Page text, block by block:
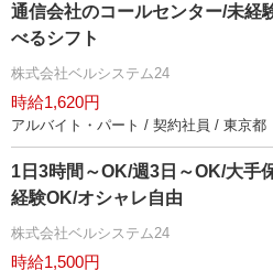
通信会社のコールセンター/未経
べるシフト
株式会社ベルシステム24
時給1,620円
アルバイト・パート / 契約社員 / 東京都
1日3時間～OK/週3日～OK/大手
経験OK/オシャレ自由
株式会社ベルシステム24
時給1,500円